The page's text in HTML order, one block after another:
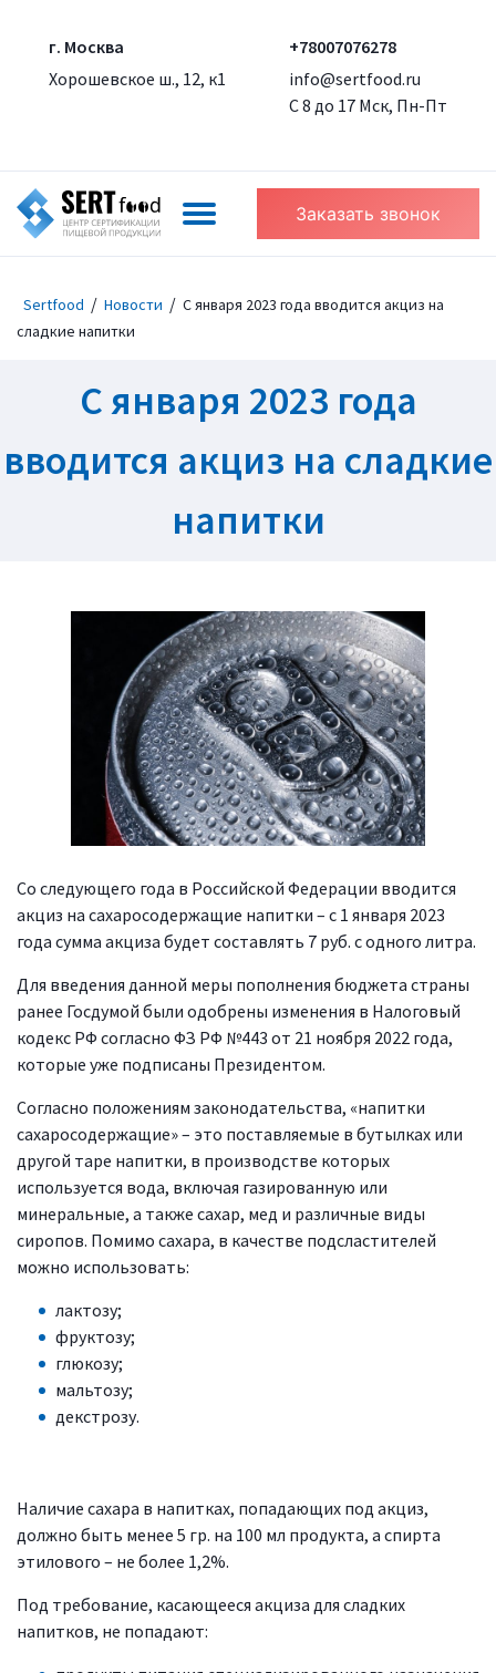
г. Москва
Хорошевское ш., 12, к1
+78007076278
info@sertfood.ru
С 8 до 17 Мск, Пн-Пт
Заказать звонок
Sertfood / Новости / С января 2023 года вводится акциз на
сладкие напитки
С января 2023 года
вводится акциз на сладкие
напитки
Со следующего года в Российской Федерации вводится
акциз на сахаросодержащие напитки – с 1 января 2023
года сумма акциза будет составлять 7 руб. с одного литра.
Для введения данной меры пополнения бюджета страны
ранее Госдумой были одобрены изменения в Налоговый
кодекс РФ согласно ФЗ РФ №443 от 21 ноября 2022 года,
которые уже подписаны Президентом.
Согласно положениям законодательства, «напитки
сахаросодержащие» – это поставляемые в бутылках или
другой таре напитки, в производстве которых
используется вода, включая газированную или
минеральные, а также сахар, мед и различные виды
сиропов. Помимо сахара, в качестве подсластителей
можно использовать:
лактозу;
фруктозу;
глюкозу;
мальтозу;
декстрозу.
Наличие сахара в напитках, попадающих под акциз,
должно быть менее 5 гр. на 100 мл продукта, а спирта
этилового – не более 1,2%.
Под требование, касающееся акциза для сладких
напитков, не попадают: